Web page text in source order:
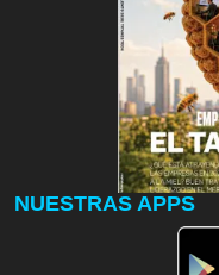
NUESTRAS APPS